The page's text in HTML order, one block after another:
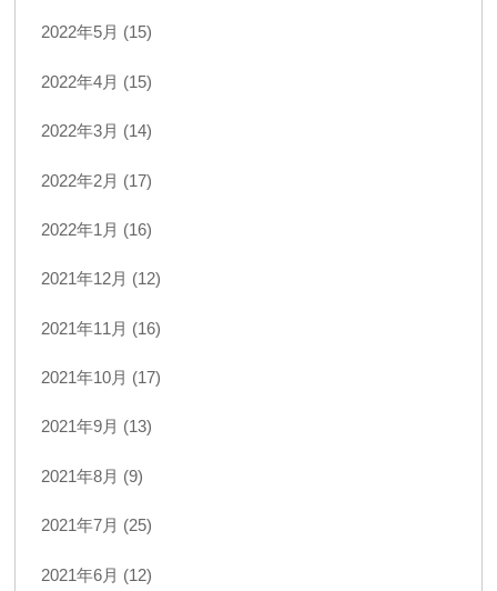
2022年5月 (15)
2022年4月 (15)
2022年3月 (14)
2022年2月 (17)
2022年1月 (16)
2021年12月 (12)
2021年11月 (16)
2021年10月 (17)
2021年9月 (13)
2021年8月 (9)
2021年7月 (25)
2021年6月 (12)